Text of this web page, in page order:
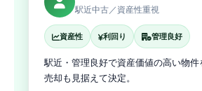
駅近中古／資産性重視
資産性 利回り 管理良好
駅近・管理良好で資産価値の高い物
売却も見据えて決定。